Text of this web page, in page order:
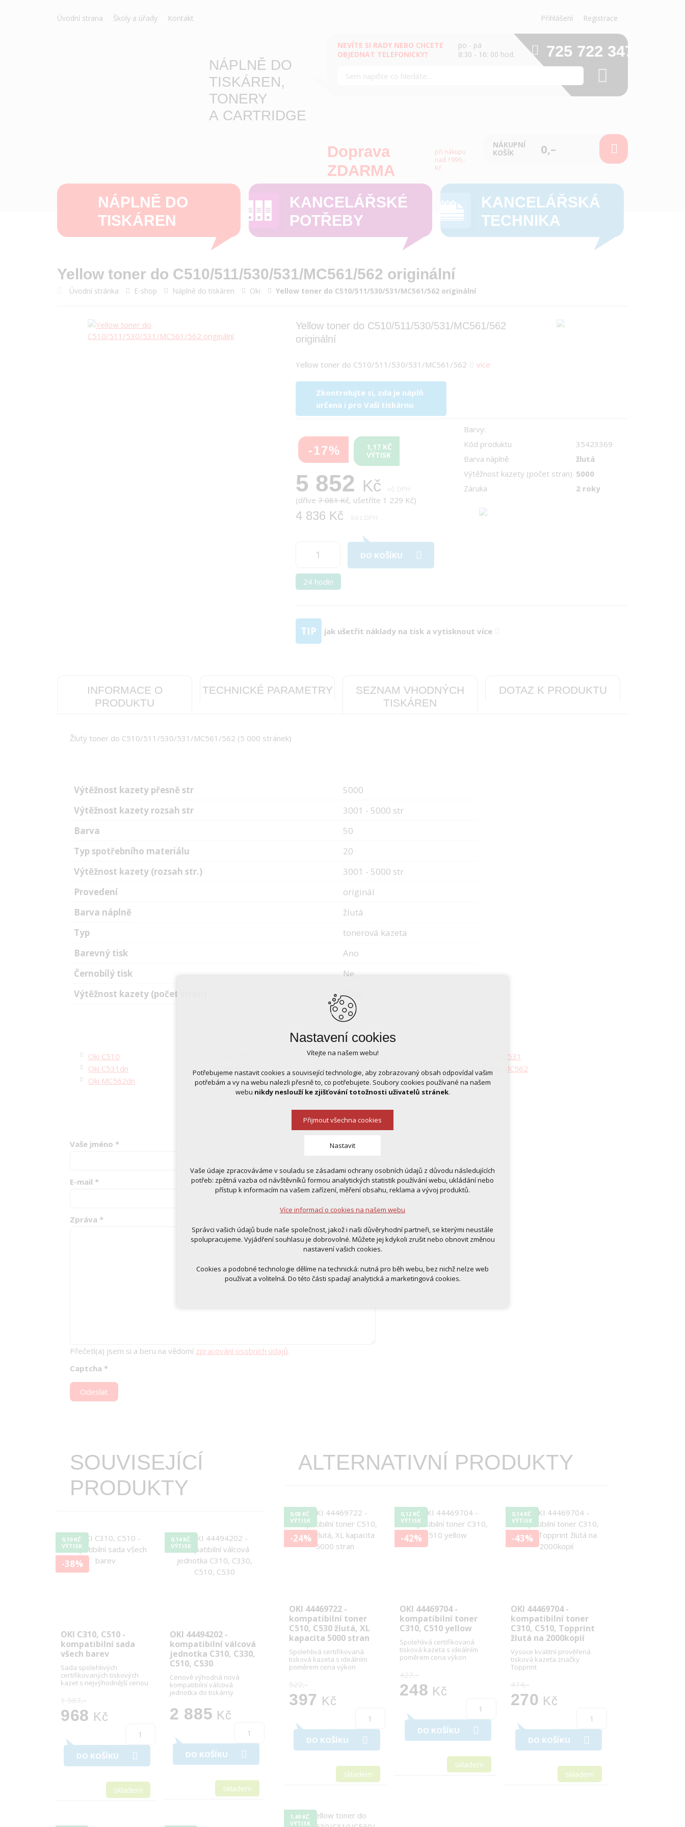
Úvodní strana Školy a úřady Kontakt Přihlášení Registrace
NÁPLNĚ DO
TISKÁREN,
TONERY
A CARTRIDGE
NEVÍTE SI RADY NEBO CHCETE
OBJEDNAT TELEFONICKY?
po - pá
8:30 - 16: 00 hod.
725 722 347
Doprava
ZDARMA
při nákupu
nad 1999,-
Kč
NÁKUPNÍ
KOŠÍK
0,–
NÁPLNĚ DO
TISKÁREN
KANCELÁŘSKÉ
POTŘEBY
KANCELÁŘSKÁ
TECHNIKA
Yellow toner do C510/511/530/531/MC561/562 originální
Úvodní stránka E-shop Náplně do tiskáren Oki Yellow toner do C510/511/530/531/MC561/562 originální
Yellow toner do C510/511/530/531/MC561/562
originální
Yellow toner do C510/511/530/531/MC561/562 více
Zkontrolujte si, zda je náplň
určena i pro Vaší tiskárnu
-17%
1,17 KČ
VÝTISK
5 852 Kč vč. DPH
(dříve 7 081 Kč, ušetříte 1 229 Kč)
4 836 Kč bez DPH
DO KOŠÍKU
24 hodin
Barvy:
Kód produktu
35423369
Barva náplně
žlutá
Výtěžnost kazety (počet stran) 5000
Záruka
2 roky
TIP jak ušetřit náklady na tisk a vytisknout více
INFORMACE O
PRODUKTU
TECHNICKÉ PARAMETRY
SEZNAM VHODNÝCH
TISKÁREN
DOTAZ K PRODUKTU
Žlutý toner do C510/511/530/531/MC561/562 (5 000 stránek)
Výtěžnost kazety přesně str
5000
Výtěžnost kazety rozsah str
3001 - 5000 str
Barva
50
Typ spotřebního materiálu
20
Výtěžnost kazety (rozsah str.)
3001 - 5000 str
Provedení
originál
Barva náplně
žlutá
Typ
tonerová kazeta
Barevný tisk
Ano
Černobílý tisk
Ne
Výtěžnost kazety (počet stran)
5000
Oki C510 Oki C530
Oki C531
Oki C531dn
Oki MC561 Oki MC561dn
Oki MC562
Oki MC562dn
Oki MC562dnw
Vaše jméno *
E-mail *
Zpráva *
Přečetl(a) jsem si a beru na vědomí zpracování osobních údajů.
Captcha *
Odeslat
SOUVISEJÍCÍ
PRODUKTY
0,10 KČ
VÝTISK
-38%
OKI C310, C510 -
kompatibilní sada
všech barev
Sada spolehlivých
certifikovaných tiskových
kazet s nejvýhodnější cenou
1 567,-
968 Kč
DO KOŠÍKU
skladem
0,14 KČ
VÝTISK
OKI 44494202 -
kompatibilní válcová
jednotka C310, C330,
C510, C530
Cenově výhodná nová
kompatibilní válcová
jednotka do tiskárny
2 885 Kč
DO KOŠÍKU
skladem
ALTERNATIVNÍ PRODUKTY
0,08 KČ
VÝTISK
-24%
OKI 44469722 -
kompatibilní toner
C510, C530 žlutá, XL
kapacita 5000 stran
Spolehlivá certifikovaná
tisková kazeta s ideálním
poměrem cena výkon
522,-
397 Kč
DO KOŠÍKU
skladem
0,12 KČ
VÝTISK
-42%
OKI 44469704 -
kompatibilní toner
C310, C510 yellow
Spolehlivá certifikovaná
tisková kazeta s ideálním
poměrem cena výkon
427,-
248 Kč
DO KOŠÍKU
skladem
0,14 KČ
VÝTISK
-43%
OKI 44469704 -
kompatibilní toner
C310, C510, Topprint
žlutá na 2000kopií
Vysoce kvalitní prověřená
tisková kazeta značky
Topprint
474,-
270 Kč
DO KOŠÍKU
skladem
1,49 KČ
VÝTISK
Nastavení cookies
Vítejte na našem webu!
Potřebujeme nastavit cookies a související technologie, aby zobrazovaný obsah odpovídal vašim
potřebám a vy na webu nalezli přesně to, co potřebujete. Soubory cookies používané na našem
webu nikdy neslouží ke zjišťování totožnosti uživatelů stránek.
Přijmout všechna cookies
Nastavit
Technická cookies
nutná pro provozování webu
udržení kontextu stránek (session): případná přihlášení, volby jazyka, apod.
analytická pro anonymizované vyhodnocení návštěvnosti
marketingová cookies (Google, Ecomail, Sklik, Smartsupp, Heureka)
Více informací o cookies na našem webu
Vaše údaje zpracováváme v souladu se zásadami ochrany osobních údajů z důvodu následujících
potřeb: zpětná vazba od návštěvníků formou analytických statistik používání webu, ukládání nebo
přístup k informacím na vašem zařízení, měření obsahu, reklama a vývoj produktů.
Více informací o cookies na našem webu
Správci vašich údajů bude naše společnost, jakož i naši důvěryhodní partneři, se kterými neustále
spolupracujeme. Vyjádření souhlasu je dobrovolné. Můžete jej kdykoli zrušit nebo obnovit změnou
nastavení vašich cookies.
Cookies a podobné technologie dělíme na technická: nutná pro běh webu, bez nichž nelze web
používat a volitelná. Do této části spadají analytická a marketingová cookies.